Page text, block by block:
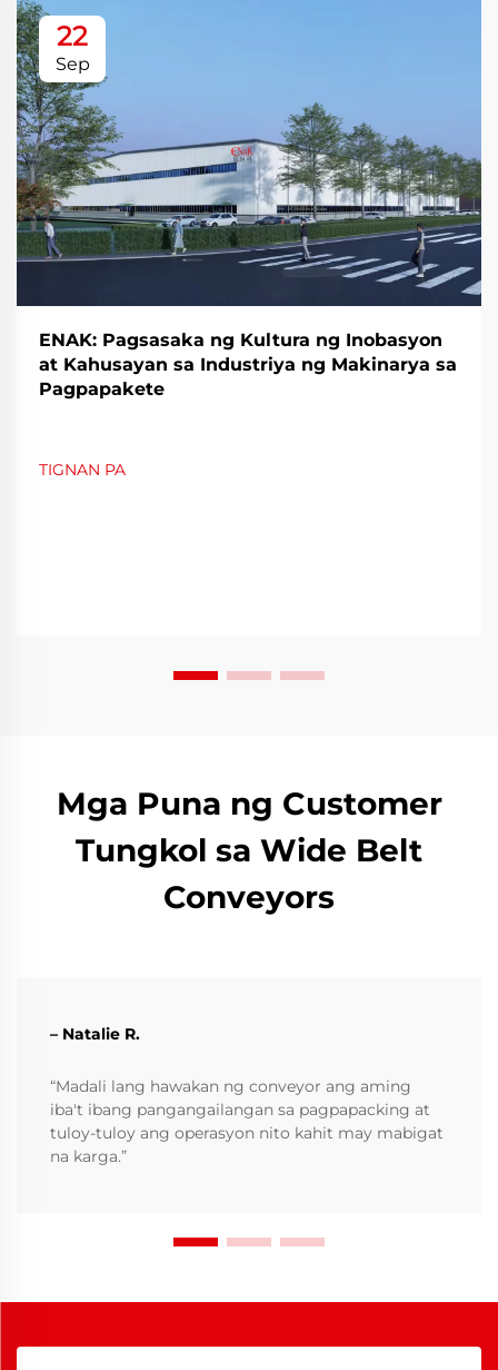
22
Sep
ENAK: Pagsasaka ng Kultura ng Inobasyon
at Kahusayan sa Industriya ng Makinarya sa
Pagpapakete
TIGNAN PA
Mga Puna ng Customer
Tungkol sa Wide Belt
Conveyors
– Natalie R.
“Madali lang hawakan ng conveyor ang aming
iba't ibang pangangailangan sa pagpapacking at
tuloy-tuloy ang operasyon nito kahit may mabigat
na karga.”